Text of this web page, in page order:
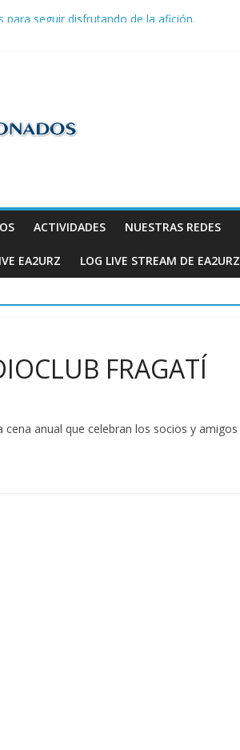
para seguir disfrutando de la afición.
ACTIVIDADES NUESTRAS REDES
EA2URZ LOG LIVE STREAM DE EA2URZ
FRAGATÍ
anual que celebran los socios y amigos